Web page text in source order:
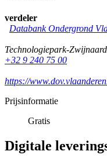
verdeler
Databank Ondergrond
Technologiepark-
+32 9 240 75 00
https://
Prijsinformatie
Gratis
Digitale